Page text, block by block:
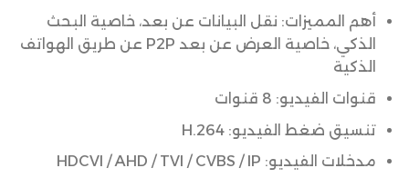
أهم المميزات: نقل البيانات عن بعد، خاصية البحث
الذكي، خاصية العرض عن بعد P2P عن طريق الهواتف
الذكية
قنوات الفيديو: 8 قنوات
تنسيق ضغط الفيديو: H.264
مدخلات الفيديو: HDCVI / AHD / TVI / CVBS / IP